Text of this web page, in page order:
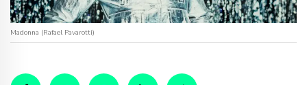
Madonna (Rafael Pavarotti)